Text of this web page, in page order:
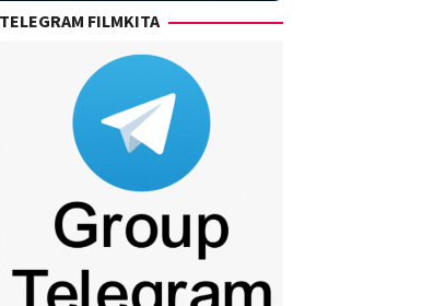
satu tempat yang praktis dan update setiap hari.
TELEGRAM FILMKITA